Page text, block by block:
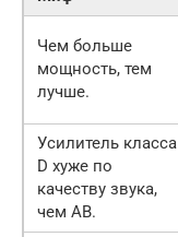
Чем больше
мощность, тем
лучше.
Усилитель класса
D хуже по
качеству звука,
чем AB.